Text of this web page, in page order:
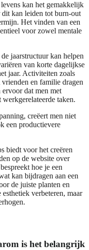
kan het gemakkelijk
kan leiden tot burn-out
Het vinden van een
voor zowel mentale
jaarstructuur kan helpen
van korte dagelijkse
jaar. Activiteiten zoals
en familie dragen
dat men met
taken.
creëert men niet
een productievere
biedt voor het creëren
op de website over
hoe je een
kan bijdragen aan een
de juiste planten en
verbeteren, maar
is het belangrijk